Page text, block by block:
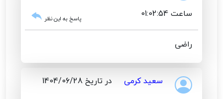
ساعت 01:02:54
پاسخ به این نظر
راضی
سعید کرمی
در تاریخ 1404/06/28